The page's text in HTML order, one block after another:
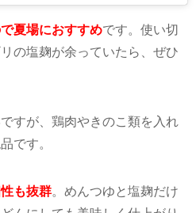
夏場におすすめです。使い切
の塩麹が余っていたら、ぜひ
すが、鶏肉やきのこ類を入れ
です。
も抜群 。めんつゆと塩麹だけ